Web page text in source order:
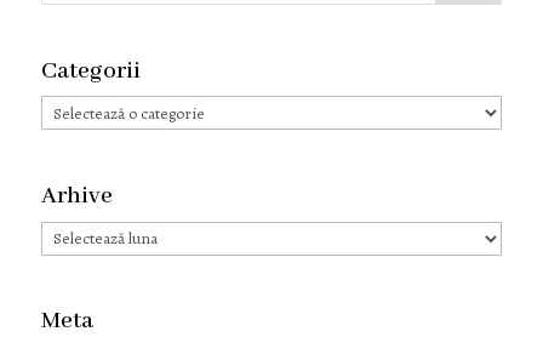
Categorii
Categorii
Arhive
Arhive
Meta